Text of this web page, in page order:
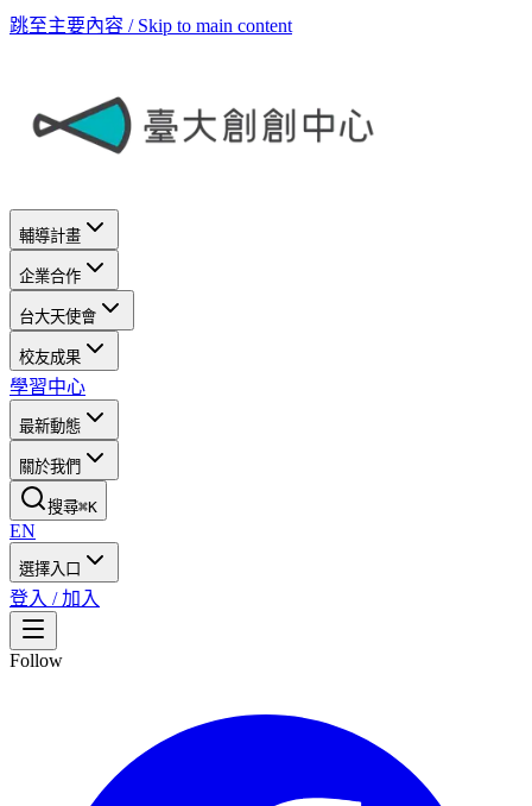
跳至主要內容 / Skip to main content
輔導計畫
企業合作
台大天使會
校友成果
學習中心
最新動態
關於我們
搜尋⌘K
EN
選擇入口
登入 / 加入
Follow